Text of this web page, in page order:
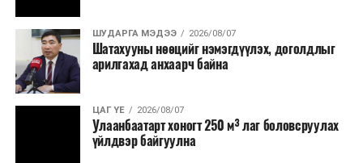
Урьдчилан төлөвлөсөн төрийн өндөр албан
тушаалтны томилолтоос бусад гадаад
томилолт, гадаадын зочин хүлээн авах зардал;
Зайлшгүй шаардлагагүй тоног төхөөрөмж,
тавилга, автомашин худалдан авах;
Батлан хамгаалах, хууль зүйн салбараас бусад
ШУДАРГА МЭДЭЭ 2026/08/07
Шатахууны нөөцийг нэмэгдүүлэх, доголдлыг
арилгахад анхаарч байна
ЦАГ ҮЕ 2026/08/07
Улаанбаатарт хоногт 250 м³ лаг боловсруулах
үйлдвэр байгуулна